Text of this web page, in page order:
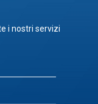
i nostri servizi